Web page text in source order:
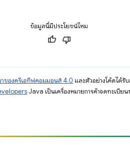
ข้อมูลนี้มีประโยชน์ไหม
ของครีเอทีฟคอมมอนส์ 4.0 และตัวอย่างโค้ดได้รั
Java เป็นเครื่องหมายการค้าจดทะเบีย